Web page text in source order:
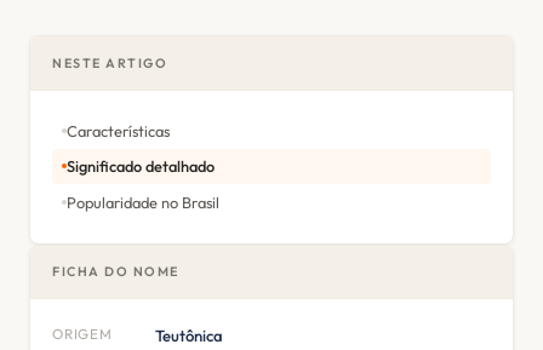
NESTE ARTIGO
Características
Significado detalhado
Popularidade no Brasil
FICHA DO NOME
ORIGEM Teutônica